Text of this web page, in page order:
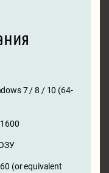
7 / 8 / 10 (64-
(or equivalent